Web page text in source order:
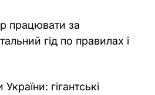
працювати за
гід по правилах і
гігантські